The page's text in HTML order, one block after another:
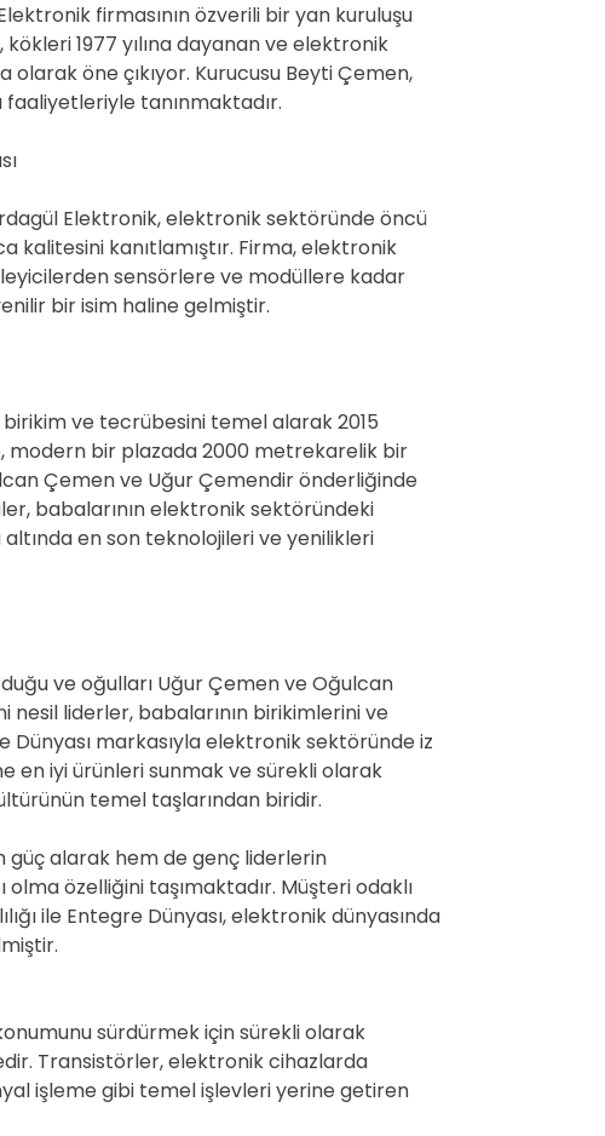
firmasının özverili bir yan kuruluşu
1977 yılına dayanan ve elektronik
öne çıkıyor. Kurucusu Beyti Çemen,
faaliyetleriyle tanınmaktadır.
Elektronik, elektronik sektöründe öncü
kalitesini kanıtlamıştır. Firma, elektronik
sensörlere ve modüllere kadar
bir isim haline gelmiştir.
ve tecrübesini temel alarak 2015
modern bir plazada 2000 metrekarelik bir
Çemen ve Uğur Çemendir önderliğinde
babalarının elektronik sektöründeki
altında en son teknolojileri ve yenilikleri
ve oğulları Uğur Çemen ve Oğulcan
nesil liderler, babalarının birikimlerini ve
markasıyla elektronik sektöründe iz
en iyi ürünleri sunmak ve sürekli olarak
temel taşlarından biridir.
güç alarak hem de genç liderlerin
özelliğini taşımaktadır. Müşteri odaklı
ile Entegre Dünyası, elektronik dünyasında
sürdürmek için sürekli olarak
Transistörler, elektronik cihazlarda
işleme gibi temel işlevleri yerine getiren